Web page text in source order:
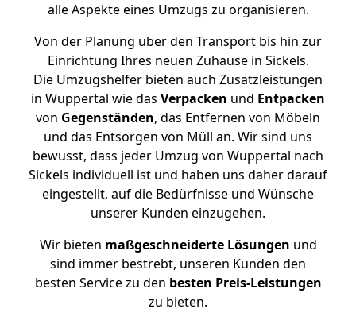
alle Aspekte eines Umzugs zu organisieren.
Von der Planung über den Transport bis hin zur
Einrichtung Ihres neuen Zuhause in Sickels.
Die Umzugshelfer bieten auch Zusatzleistungen
in Wuppertal wie das Verpacken und Entpacken
von Gegenständen, das Entfernen von Möbeln
und das Entsorgen von Müll an. Wir sind uns
bewusst, dass jeder Umzug von Wuppertal nach
Sickels individuell ist und haben uns daher darauf
eingestellt, auf die Bedürfnisse und Wünsche
unserer Kunden einzugehen.
Wir bieten maßgeschneiderte Lösungen und
sind immer bestrebt, unseren Kunden den
besten Service zu den besten Preis-Leistungen
zu bieten.